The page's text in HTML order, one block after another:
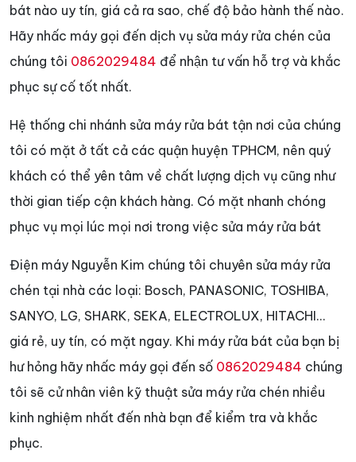
bát nào uy tín, giá cả ra sao, chế độ bảo hành thế nào.
Hãy nhấc máy gọi đến dịch vụ sửa máy rửa chén của
chúng tôi 0862029484 để nhận tư vấn hỗ trợ và khắc
phục sự cố tốt nhất.
Hệ thống chi nhánh sửa máy rửa bát tận nơi của chúng
tôi có mặt ở tất cả các quận huyện TPHCM, nên quý
khách có thể yên tâm về chất lượng dịch vụ cũng như
thời gian tiếp cận khách hàng. Có mặt nhanh chóng
phục vụ mọi lúc mọi nơi trong việc sửa máy rửa bát
Điện máy Nguyễn Kim chúng tôi chuyên sửa máy rửa
chén tại nhà các loại: Bosch, PANASONIC, TOSHIBA,
SANYO, LG, SHARK, SEKA, ELECTROLUX, HITACHI…
giá rẻ, uy tín, có mặt ngay. Khi máy rửa bát của bạn bị
hư hỏng hãy nhấc máy gọi đến số 0862029484 chúng
tôi sẽ cử nhân viên kỹ thuật sửa máy rửa chén nhiều
kinh nghiệm nhất đến nhà bạn để kiểm tra và khắc
phục.